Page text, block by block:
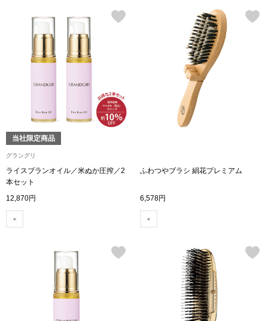
BOGARD 最新号はこちら
ランド
集
タログ
ルーム･アン
ルームウェア
ハンドバッグ
ショルダーバ
ブリーフケース
当社限定商品
グラングリ
ライスブランオイル／米ぬか圧搾／2
本セット
12,870円
ふわつやブラシ 絹花プレミアム
6,578円